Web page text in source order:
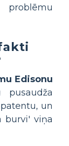
Edisonu
un
burvi' viņa